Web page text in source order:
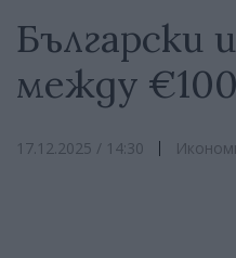
Български
между
17.12.2025 / 14:30